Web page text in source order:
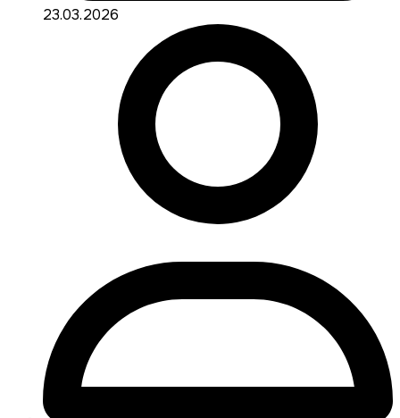
23.03.2026